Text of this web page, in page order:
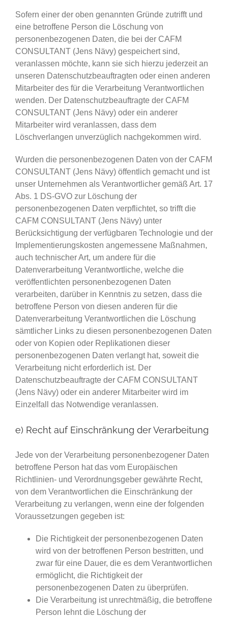
Sofern einer der oben genannten Gründe zutrifft und
eine betroffene Person die Löschung von
personenbezogenen Daten, die bei der CAFM
CONSULTANT (Jens Nävy) gespeichert sind,
veranlassen möchte, kann sie sich hierzu jederzeit an
unseren Datenschutzbeauftragten oder einen anderen
Mitarbeiter des für die Verarbeitung Verantwortlichen
wenden. Der Datenschutzbeauftragte der CAFM
CONSULTANT (Jens Nävy) oder ein anderer
Mitarbeiter wird veranlassen, dass dem
Löschverlangen unverzüglich nachgekommen wird.
Wurden die personenbezogenen Daten von der CAFM
CONSULTANT (Jens Nävy) öffentlich gemacht und ist
unser Unternehmen als Verantwortlicher gemäß Art. 17
Abs. 1 DS-GVO zur Löschung der
personenbezogenen Daten verpflichtet, so trifft die
CAFM CONSULTANT (Jens Nävy) unter
Berücksichtigung der verfügbaren Technologie und der
Implementierungskosten angemessene Maßnahmen,
auch technischer Art, um andere für die
Datenverarbeitung Verantwortliche, welche die
veröffentlichten personenbezogenen Daten
verarbeiten, darüber in Kenntnis zu setzen, dass die
betroffene Person von diesen anderen für die
Datenverarbeitung Verantwortlichen die Löschung
sämtlicher Links zu diesen personenbezogenen Daten
oder von Kopien oder Replikationen dieser
personenbezogenen Daten verlangt hat, soweit die
Verarbeitung nicht erforderlich ist. Der
Datenschutzbeauftragte der CAFM CONSULTANT
(Jens Nävy) oder ein anderer Mitarbeiter wird im
Einzelfall das Notwendige veranlassen.
e) Recht auf Einschränkung der Verarbeitung
Jede von der Verarbeitung personenbezogener Daten
betroffene Person hat das vom Europäischen
Richtlinien- und Verordnungsgeber gewährte Recht,
von dem Verantwortlichen die Einschränkung der
Verarbeitung zu verlangen, wenn eine der folgenden
Voraussetzungen gegeben ist:
Die Richtigkeit der personenbezogenen Daten
wird von der betroffenen Person bestritten, und
zwar für eine Dauer, die es dem Verantwortlichen
ermöglicht, die Richtigkeit der
personenbezogenen Daten zu überprüfen.
Die Verarbeitung ist unrechtmäßig, die betroffene
Person lehnt die Löschung der